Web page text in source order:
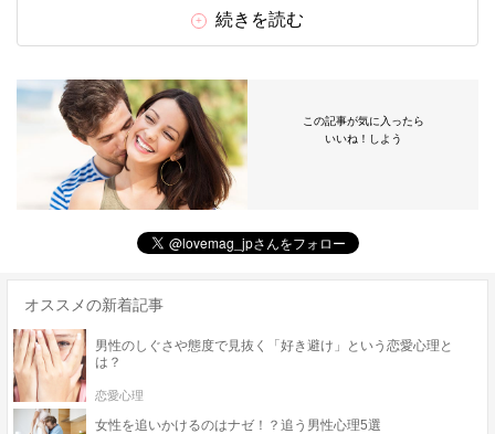
続きを読む
この記事が気に入ったら
いいね！しよう
オススメの新着記事
男性のしぐさや態度で見抜く「好き避け」という恋愛心理と
は？
恋愛心理
女性を追いかけるのはナゼ！？追う男性心理5選